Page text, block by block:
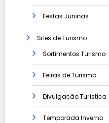
Festas Juninas
Sites de Turismo
Sortimentos Turismo
Feiras de Turismo
Divulgação Turística
Temporada Inverno